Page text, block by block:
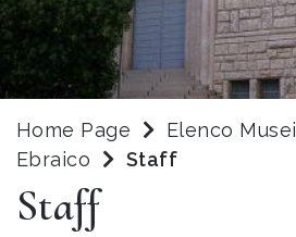
Home Page Elenco Musei
Ebraico
Staff
Staff